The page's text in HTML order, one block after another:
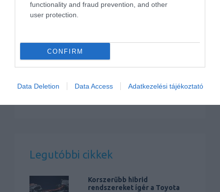
functionality and fraud prevention, and other
user protection.
CONFIRM
Data Deletion Data Access Adatkezelési tájékoztató
vízió a 2-es…
Legutóbbi cikkek
Korszerűbb hibrid
rendszereket ígér a Toyota